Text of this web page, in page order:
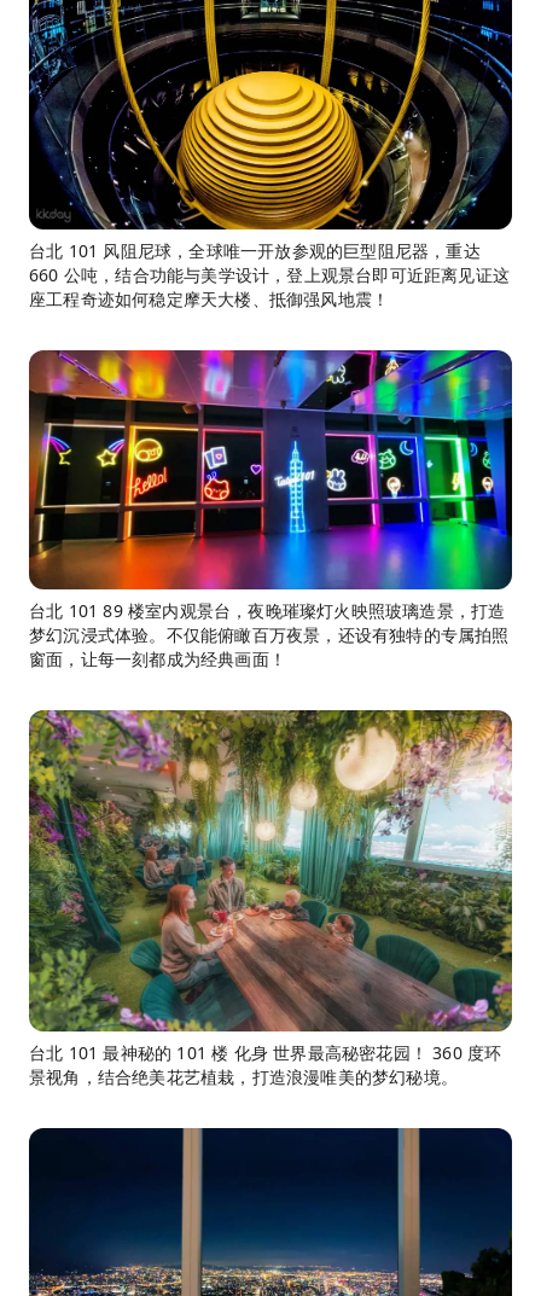
台北 101 风阻尼球，全球唯一开放参观的巨型阻尼器，重达
660 公吨，结合功能与美学设计，登上观景台即可近距离见证这
座工程奇迹如何稳定摩天大楼、抵御强风地震！
台北 101 89 楼室内观景台，夜晚璀璨灯火映照玻璃造景，打造
梦幻沉浸式体验。不仅能俯瞰百万夜景，还设有独特的专属拍照
窗面，让每一刻都成为经典画面！
台北 101 最神秘的 101 楼 化身 世界最高秘密花园！ 360 度环
景视角，结合绝美花艺植栽，打造浪漫唯美的梦幻秘境。